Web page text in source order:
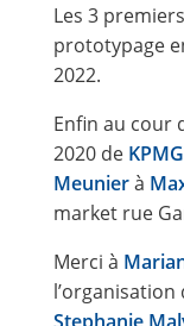
Les 3
prototypage
2022.
Enfin au cour
2020 de KPMG
Meunierà
market rue
Merci à
l’organisation
Stephanie